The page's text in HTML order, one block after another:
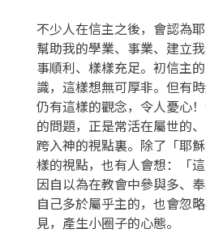
不少人在信主之後，會認為
幫助我的學業、事業、建立
事順利、樣樣充足。初信主
識，這樣想無可厚非。但有
仍有這樣的觀念，令人憂心
的問題，正是常活在屬世的
跨入神的視點裏。除了「耶
樣的視點，也有人會想：「
因自以為在教會中參與多、
自己多於屬乎主的，也會忽
見，產生小圈子的心態。